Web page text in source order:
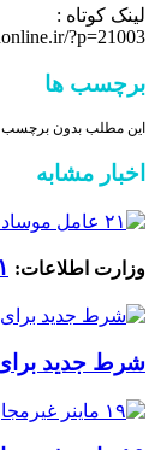
لینک کوتاه :
?p=21003
برچسب ها
این مطلب بدون برچسب
اخبار مشابه
وزارت اطلاعات: ۲۱ عامل
شرط جدید